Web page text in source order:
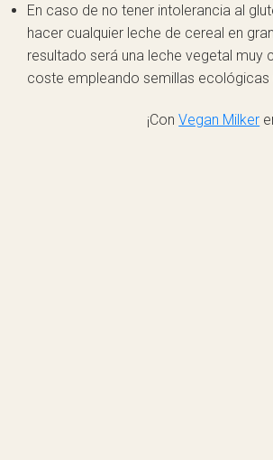
En caso de no tener intolerancia al
hacer cualquier leche de cereal en
resultado será una leche vegetal muy
coste empleando semillas ecológicas
¡ConVegan Milker